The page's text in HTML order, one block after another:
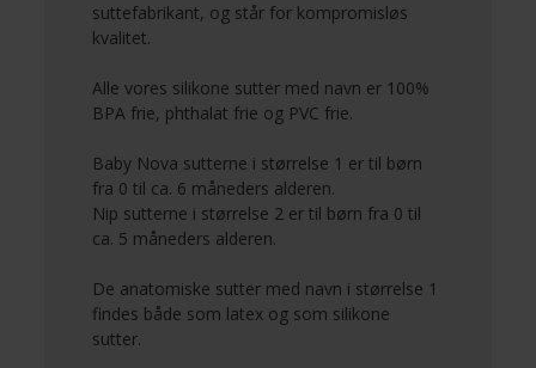
suttefabrikant, og står for kompromisløs
kvalitet.
Alle vores silikone sutter med navn er 100%
BPA frie, phthalat frie og PVC frie.
Baby Nova sutterne i størrelse 1 er til børn
fra 0 til ca. 6 måneders alderen.
Nip sutterne i størrelse 2 er til børn fra 0 til
ca. 5 måneders alderen.
De anatomiske sutter med navn i størrelse 1
findes både som latex og som silikone
sutter.